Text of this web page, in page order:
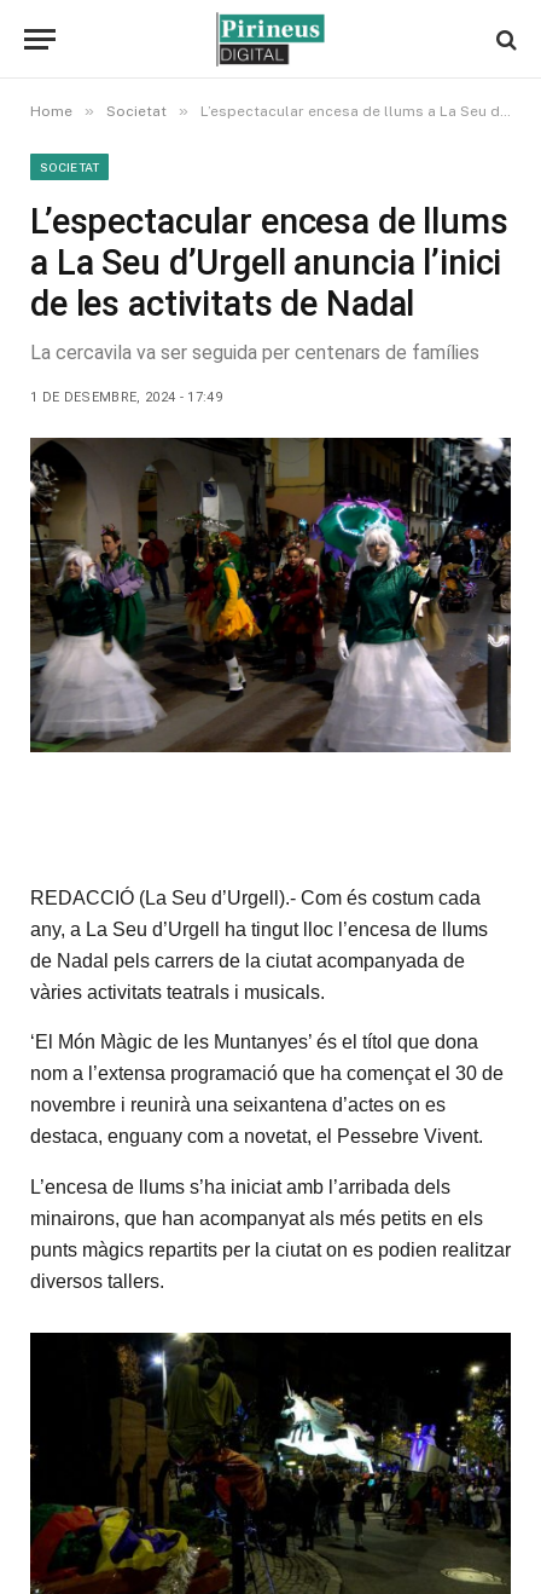
Home » Societat » L’espectacular encesa de llums a La Seu d’Urgell anuncia l’inici de les activitats de Nadal
SOCIETAT
L’espectacular encesa de llums
a La Seu d’Urgell anuncia l’inici
de les activitats de Nadal
La cercavila va ser seguida per centenars de famílies
1 DE DESEMBRE, 2024 - 17:49
REDACCIÓ (La Seu d’Urgell).- Com és costum cada
any, a La Seu d’Urgell ha tingut lloc l’encesa de llums
de Nadal pels carrers de la ciutat acompanyada de
vàries activitats teatrals i musicals.
‘El Món Màgic de les Muntanyes’ és el títol que dona
nom a l’extensa programació que ha començat el 30 de
novembre i reunirà una seixantena d’actes on es
destaca, enguany com a novetat, el Pessebre Vivent.
L’encesa de llums s’ha iniciat amb l’arribada dels
minairons, que han acompanyat als més petits en els
punts màgics repartits per la ciutat on es podien realitzar
diversos tallers.